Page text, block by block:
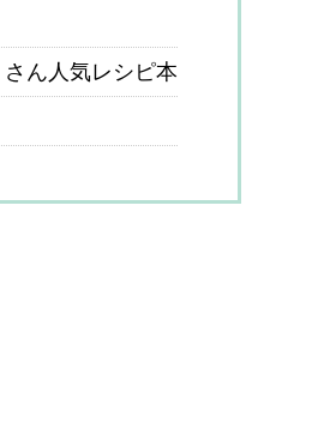
ん人気レシピ本